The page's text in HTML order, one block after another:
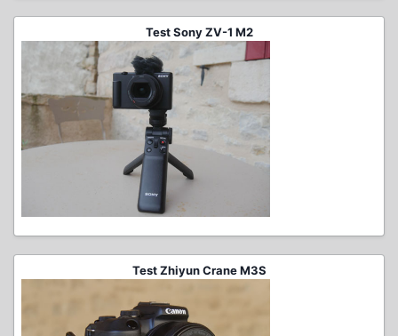
Test Sony ZV-1 M2
Test Zhiyun Crane M3S